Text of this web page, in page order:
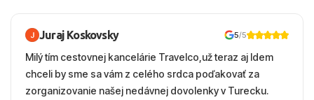
Juraj Koskovsky 5/5
Milý tím cestovnej kancelárie Travelco,už teraz aj Idem
chceli by sme sa vám z celého srdca poďakovať za
zorganizovanie našej nedávnej dovolenky v Turecku.